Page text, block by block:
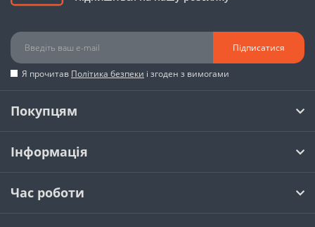
Підписатися
Я прочитав Політика безпеки і згоден з вимогами
Покупцям
Інформація
Час роботи